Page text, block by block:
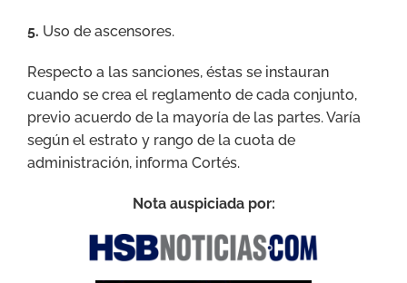
5. Uso de ascensores.
Respecto a las sanciones, éstas se instauran
cuando se crea el reglamento de cada conjunto,
previo acuerdo de la mayoría de las partes. Varía
según el estrato y rango de la cuota de
administración, informa Cortés.
Nota auspiciada por: